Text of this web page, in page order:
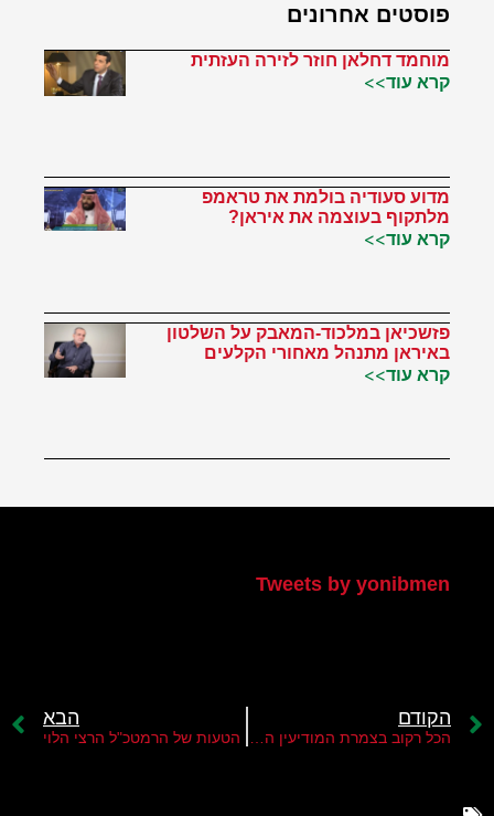
פוסטים אחרונים
מוחמד דחלאן חוזר לזירה העזתית
קרא עוד>>
מדוע סעודיה בולמת את טראמפ
מלתקוף בעוצמה את איראן?
קרא עוד>>
פזשכיאן במלכוד-המאבק על השלטון
באיראן מתנהל מאחורי הקלעים
קרא עוד>>
Tweets by yonibmen
הקודם
הכל רקוב בצמרת המודיעין הישראלי
הבא
הטעות של הרמטכ"ל הרצי הלוי